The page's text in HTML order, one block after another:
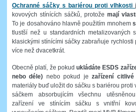
Ochranné sáčky s bariérou proti vlhkosti
kovových stínících sáčků, protože mají
To je dosahováno hlavně použitím mnohem
tlustší než u standardních metalizovaných
klasickými stínícími sáčky zabraňuje rychlosti
více než dvacetkrát.
Obecně platí, že pokudukládáte ESDS
nebo déle) nebo pokud jezařízení
materiály buď uložit do sáčku s bariérou proti
sáčkem absorbujícím všechnu
zařízení ve stínícím sáčku s vnitřní